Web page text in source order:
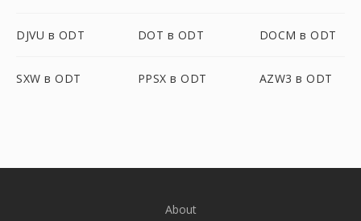
DJVU в ODT DOT в ODT DOCM в ODT
SXW в ODT PPSX в ODT AZW3 в ODT
About